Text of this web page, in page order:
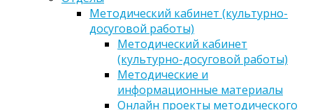
Методический кабинет (культурно-
досуговой работы)
Методический кабинет
(культурно-досуговой работы)
Методические и
информационные материалы
Онлайн проекты методического